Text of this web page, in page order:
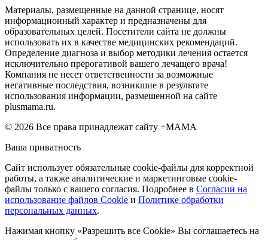
Материалы, размещенные на данной странице, носят
информационный характер и предназначены для
образовательных целей. Посетители сайта не должны
использовать их в качестве медицинских рекомендаций.
Определение диагноза и выбор методики лечения остается
исключительно прерогативой вашего лечащего врача!
Компания не несет ответственности за возможные
негативные последствия, возникшие в результате
использования информации, размешенной на сайте
plusmama.ru.
© 2026 Все права принадлежат сайту +МАМА
Ваша приватность
Сайт использует обязательные cookie-файлы для корректной
работы, а также аналитические и маркетинговые cookie-
файлы только с вашего согласия. Подробнее в Согласии на
использование файлов Cookie и Политике обработки
персональных данных.
Нажимая кнопку «Разрешить все Cookie» Вы соглашаетесь на